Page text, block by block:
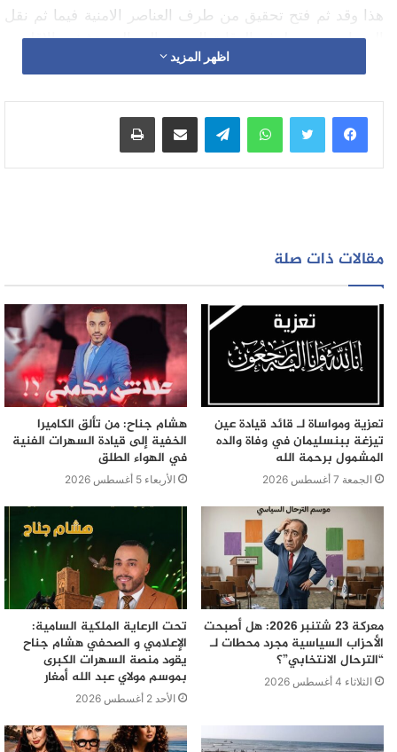
هذا وقد ثم فتح تحقيق من طرف العناصر الامنية فيما ثم نقل
المصابين من طرف الوقاية المدنية إلى المستشفى الإقليمي
بن سليمان في حالة جد حرجةاظهر المزيد
واتساب تيلقرام مشاركة عبر البريد طباعة
مقالات ذات صلة
تعزية ومواساة لـ قائد قيادة عين
تيزغة ببنسليمان في وفاة والده
المشمول برحمة الله
الجمعة 7 أغسطس 2026
هشام جناح: من تألق الكاميرا
الخفية إلى قيادة السهرات الفنية
في الهواء الطلق
الأربعاء 5 أغسطس 2026
معركة 23 شتنبر 2026: هل أصبحت
الأحزاب السياسية مجرد محطات لـ
“الترحال الانتخابي”؟
الثلاثاء 4 أغسطس 2026
تحت الرعاية الملكية السامية:
الإعلامي و الصحفي هشام جناح
يقود منصة السهرات الكبرى
بموسم مولاي عبد الله أمغار
الأحد 2 أغسطس 2026